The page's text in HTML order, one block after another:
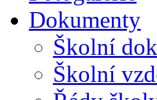
Dokumenty
Školní
Školní